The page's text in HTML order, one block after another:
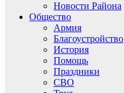
Новости Района
Общество
Армия
Благоустройство
История
Помощь
Праздники
СВО